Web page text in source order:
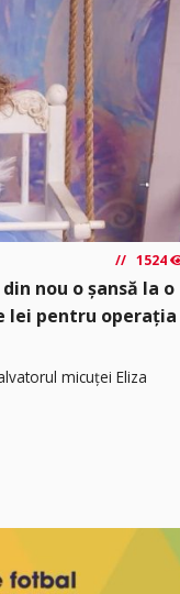
1524
nou o șansă la o
lei pentru operația
micuței Eliza